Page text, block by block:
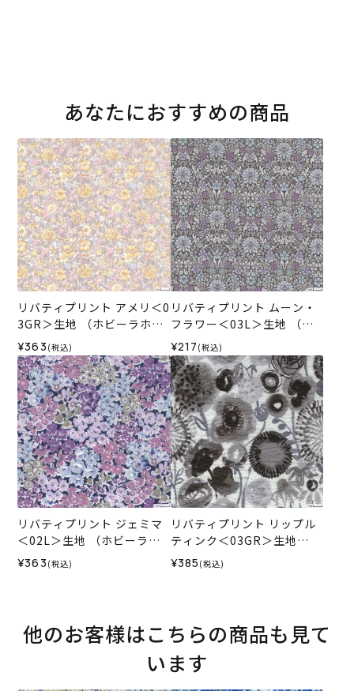
あなたにおすすめの商品
リバティプリント アメリ＜0
3GR＞生地 （ホビーラホビ
ーレオリジナル）2024SS
¥363 (税込)
リバティプリント ムーン・
フラワー＜03L＞生地 （ホ
ビーラホビーレオリジナ
ル）2024SS
¥217 (税込)
リバティプリント ジェミマ
＜02L＞生地 （ホビーラホ
ビーレオリジナル）2024SS
¥363 (税込)
リバティプリント リップル
ティンク＜03GR＞生地
（ホビーラホビーレオリジ
ナル）2024SS
¥385 (税込)
他のお客様はこちらの商品も見て
います